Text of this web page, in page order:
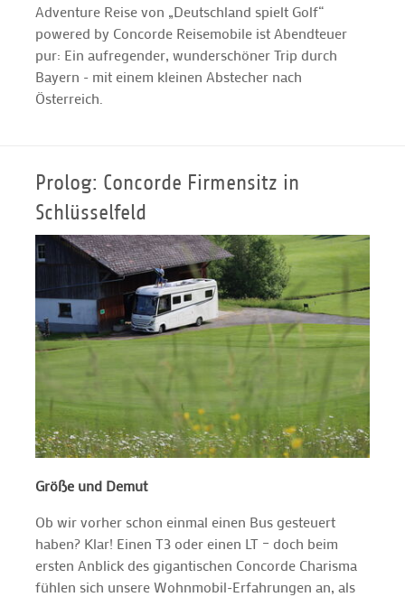
GOLF NEWS
Adventure Reise von „Deutschland spielt Golf“
powered by Concorde Reisemobile ist Abendteuer
pur: Ein aufregender, wunderschöner Trip durch
Bayern - mit einem kleinen Abstecher nach
Österreich.
Prolog: Concorde Firmensitz in
Schlüsselfeld
Größe und Demut
Ob wir vorher schon einmal einen Bus gesteuert
haben? Klar! Einen T3 oder einen LT – doch beim
ersten Anblick des gigantischen Concorde Charisma
fühlen sich unsere Wohnmobil-Erfahrungen an, als